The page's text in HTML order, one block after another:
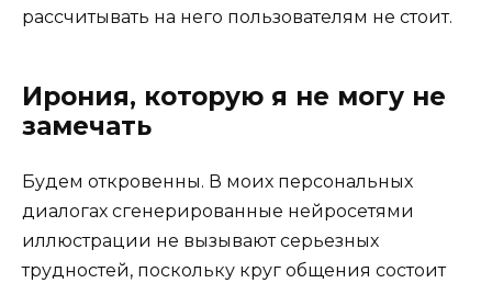
рассчитывать на него пользователям не стоит.
Ирония, которую я не могу не
замечать
Будем откровенны. В моих персональных
диалогах сгенерированные нейросетями
иллюстрации не вызывают серьезных
трудностей, поскольку круг общения состоит